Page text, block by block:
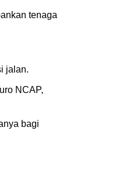
tenaga
jalan.
NCAP,
bagi